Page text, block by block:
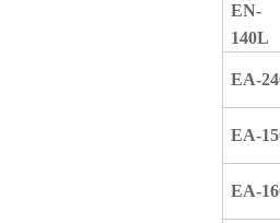
EN-
140L
EA-
EA-
EA-